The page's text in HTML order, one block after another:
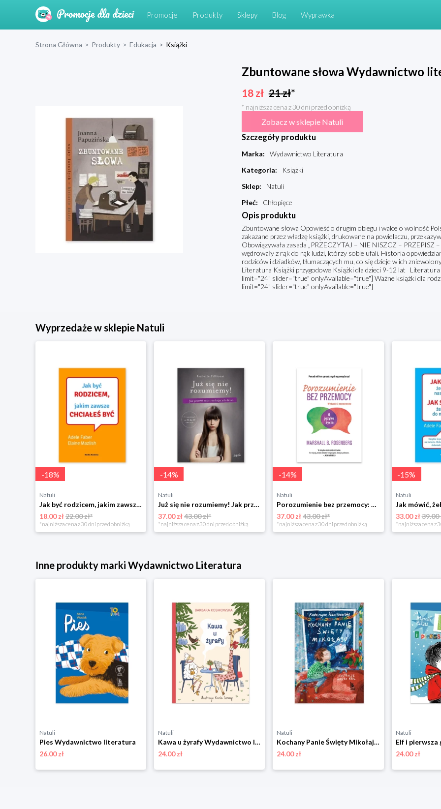
Promocje Produkty Sklepy Blog Wyprawka
Strona Główna > Produkty > Edukacja > Książki
Zbuntowane słowa Wydawnictwo
18zł 21zł*
* najniższa cena z 30 dni przed obniżką
Zobacz w sklepie Natuli
Szczegóły produktu
Marka:
Wydawnictwo Literatura
Kategoria:
Książki
Sklep:
Natuli
Płeć: Chłopięce
Opis produktu
Zbuntowane słowa Opowieść o drugim obiegu i walce o wolność
zakazane przez władzę książki, drukowane na powielaczu,
Obowiązywała zasada „PRZECZYTAJ – NIE NISZCZ – PRZEPISZ
wędrowały z rąk do rąk ludzi, którzy sobie ufali. Historia
rodziców i dziadków, tłumaczących mu, co się dzieje w ich
Literatura Książki przygodowe Książki dla dzieci 9-12 lat
limit="24" slider="true" onlyAvailable="true"] Ważne książki dla
limit="24" slider="true" onlyAvailable="true"]
Wyprzedaże w sklepie Natuli
-18%
Natuli
Jak być rodzicem, jakim zawsze chciałeś być Media rodzina
18.00 zł22.00 zł*
*najniższa cena z 30 dni przed obniżką
-14%
Natuli
Już się nie rozumiemy! Jak przeżyć czas trzaskających drzwi Esprit
37.00 zł43.00 zł*
*najniższa cena z 30 dni przed obniżką
-14%
Natuli
Porozumienie bez przemocy: o języku życia Czarna owca
37.00 zł43.00 zł*
*najniższa cena z 30 dni przed obniżką
-15%
Natuli
33.00 zł39.00
*najniższa cena z
Inne produkty marki Wydawnictwo Literatura
Natuli
Pies Wydawnictwo literatura
26.00 zł
Natuli
Kawa u żyrafy Wydawnictwo literatura
24.00 zł
Natuli
Kochany Panie Święty Mikołaju Wydawnictwo literatura
24.00 zł
Natuli
24.00 zł